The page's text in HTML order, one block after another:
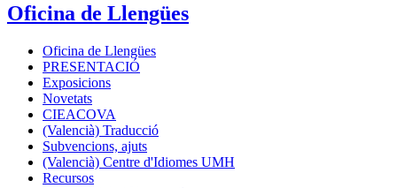
Oficina de Llengües
Oficina de Llengües
PRESENTACIÓ
Exposicions
Novetats
CIEACOVA
(Valencià) Traducció
Subvencions, ajuts
(Valencià) Centre d'Idiomes UMH
Recursos